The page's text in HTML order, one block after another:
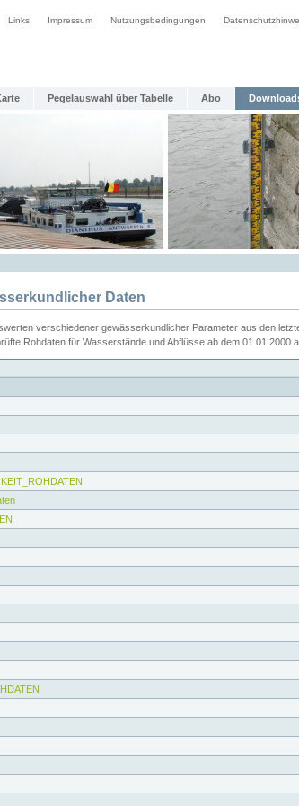
Links Impressum Nutzungsbedingungen
Pegelauswahl über Tabelle Abo
Daten
verschiedener gewässerkundlicher Parameter aus den
Rohdaten für Wasserstände und Abflüsse ab dem 01.01.2000